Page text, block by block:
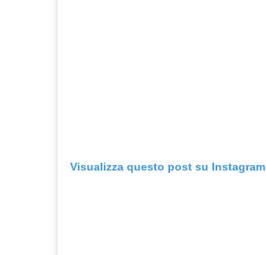
Visualizza questo post su Instagram